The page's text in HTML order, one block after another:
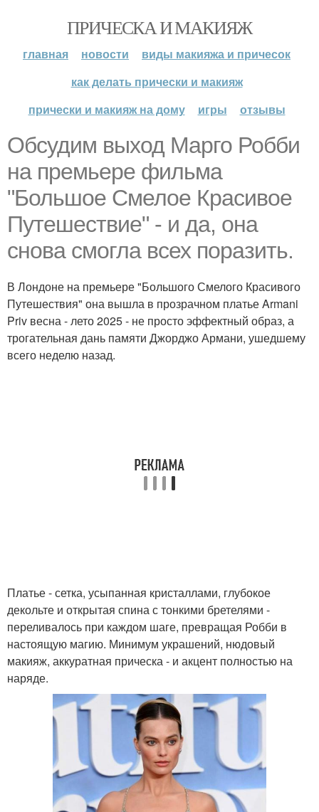
ПРИЧЕСКА И МАКИЯЖ
главная новости
виды макияжа и причесок
как делать прически и макияж
прически и макияж на дому
игры отзывы
Обсудим выход Марго Робби
на премьере фильма
"Большое Смелое Красивое
Путешествие" - и да, она
снова смогла всех поразить.
В Лондоне на премьере "Большого Смелого Красивого
Путешествия" она вышла в прозрачном платье Armani
Priv весна - лето 2025 - не просто эффектный образ, а
трогательная дань памяти Джорджо Армани, ушедшему
всего неделю назад.
Платье - сетка, усыпанная кристаллами, глубокое
декольте и открытая спина с тонкими бретелями -
переливалось при каждом шаге, превращая Робби в
настоящую магию. Минимум украшений, нюдовый
макияж, аккуратная прическа - и акцент полностью на
наряде.